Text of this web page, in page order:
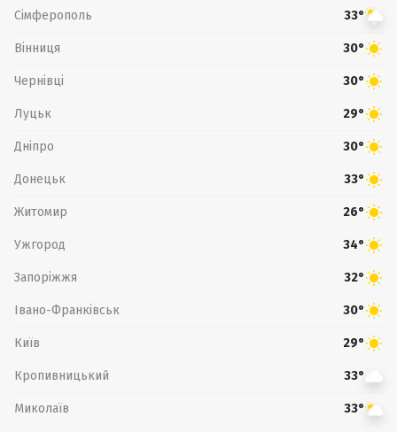
Сімферополь 33°
Вінниця 30°
Чернівці 30°
Луцьк 29°
Дніпро 30°
Донецьк 33°
Житомир 26°
Ужгород 34°
Запоріжжя 32°
Івано-Франківськ 30°
Київ 29°
Кропивницький 33°
Миколаїв 33°